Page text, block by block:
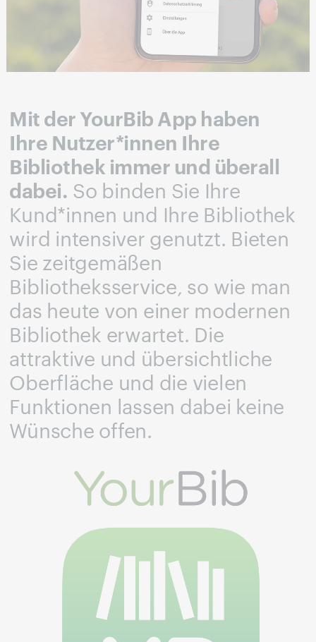
Mit der YourBib App haben
Ihre Nutzer*innen Ihre
Bibliothek immer und überall
dabei. So binden Sie Ihre
Kund*innen und Ihre Bibliothek
wird intensiver genutzt. Bieten
Sie zeitgemäßen
Bibliotheksservice, so wie man
das heute von einer modernen
Bibliothek erwartet. Die
attraktive und übersichtliche
Oberfläche und die vielen
Funktionen lassen dabei keine
Wünsche offen.